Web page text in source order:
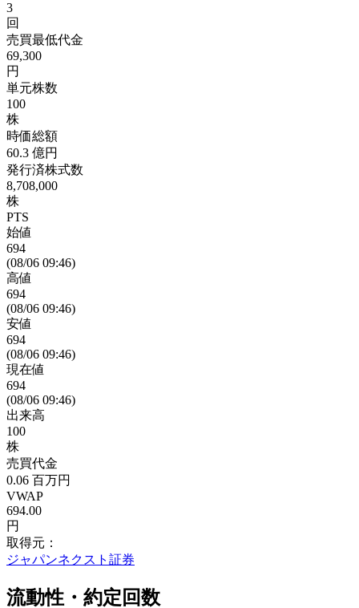
3
回
売買最低代金
69,300
円
単元株数
100
株
時価総額
60.3 億円
発行済株式数
8,708,000
株
PTS
始値
694
(08/06 09:46)
高値
694
(08/06 09:46)
安値
694
(08/06 09:46)
現在値
694
(08/06 09:46)
出来高
100
株
売買代金
0.06 百万円
VWAP
694.00
円
取得元：
ジャパンネクスト証券
流動性・約定回数